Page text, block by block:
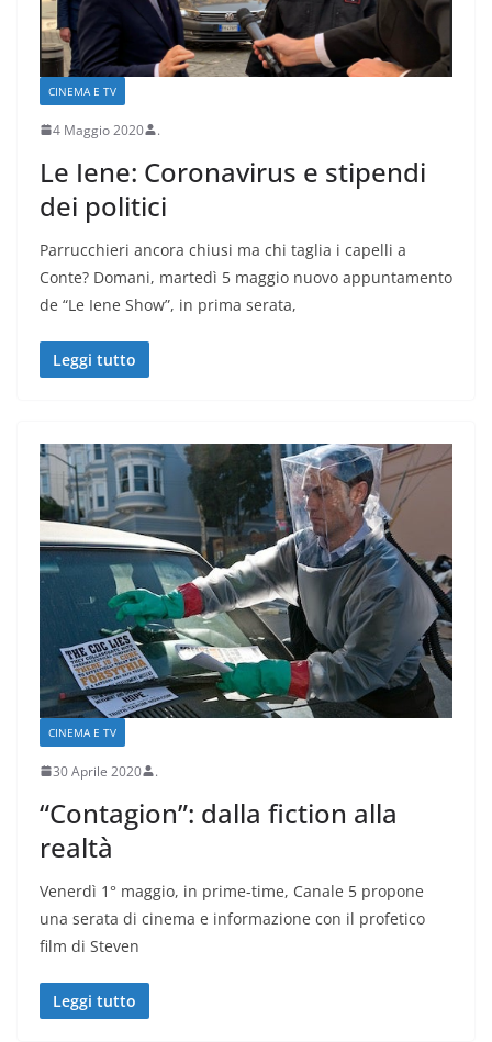
CINEMA E TV
4 Maggio 2020 .
Le Iene: Coronavirus e stipendi
dei politici
Parrucchieri ancora chiusi ma chi taglia i capelli a
Conte? Domani, martedì 5 maggio nuovo appuntamento
de “Le Iene Show”, in prima serata,
Leggi tutto
CINEMA E TV
30 Aprile 2020 .
“Contagion”: dalla fiction alla
realtà
Venerdì 1° maggio, in prime-time, Canale 5 propone
una serata di cinema e informazione con il profetico
film di Steven
Leggi tutto